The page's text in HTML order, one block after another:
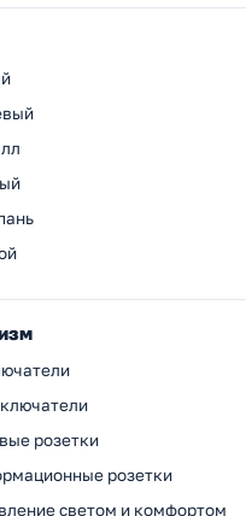
(Intro)
12 (ЭРА)
(ЭРА)
(ЭРА)
розетки
розетки
светом и комфортом